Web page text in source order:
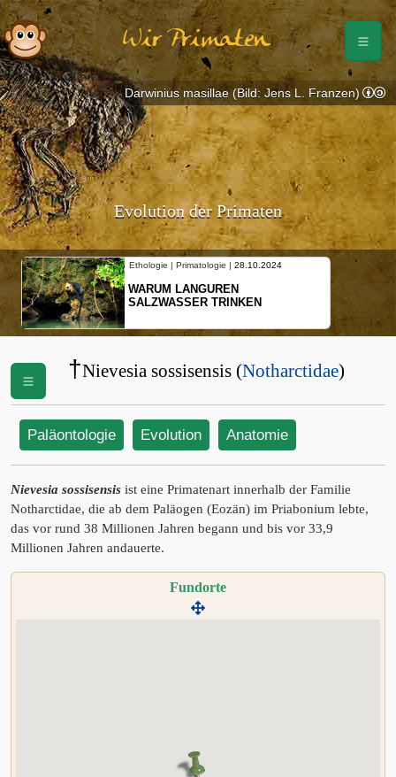
Wir Primaten
Evolution der Primaten
Ethologie | Primatologie | 28.10.2024
WARUM LANGUREN
SALZWASSER TRINKEN
Darwinius masillae (Bild: Jens L. Franzen)
†Nievesia sossisensis (Notharctidae)
Paläontologie Evolution Anatomie
Nievesia sossisensis ist eine Primatenart innerhalb der Familie
Notharctidae, die ab dem Paläogen (Eozän) im Priabonium lebte,
das vor rund 38 Millionen Jahren begann und bis vor 33,9
Millionen Jahren andauerte.
Fundorte